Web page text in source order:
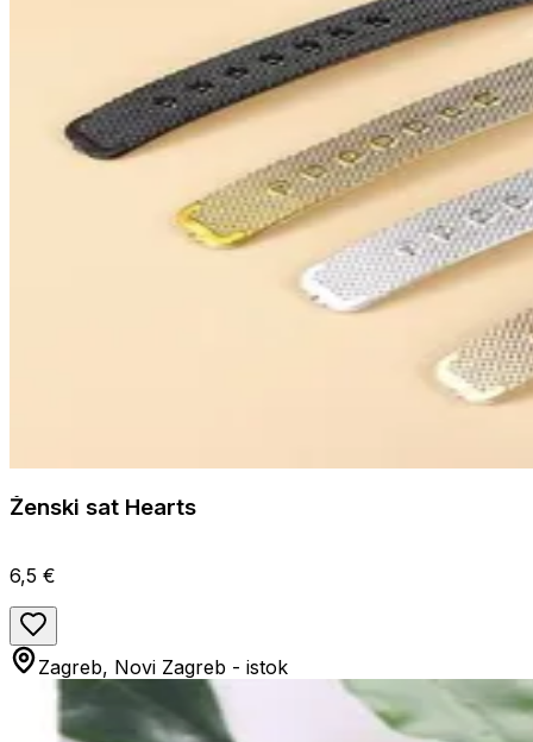
Ženski sat Hearts
6,5 €
Zagreb, Novi Zagreb - istok